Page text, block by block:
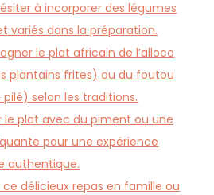
à incorporer des légumes
variés dans la préparation.
le plat africain de l’alloco
plantains frites) ou du foutou
selon les traditions.
le plat avec du piment ou une
pour une expérience
authentique.
ce délicieux repas en famille ou